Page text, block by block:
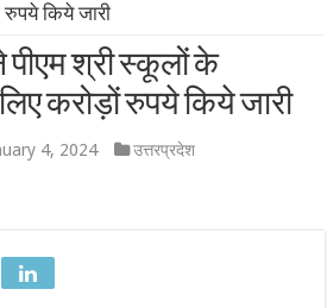
समय से पहले भुनाने (Premature
– कसाब केस से लेकर कोर्टरूम ड्रामे तक,
निवेश सुरक्षा और नीतिगत स्वायत्तता के
LAC पर शांति और कूटनीतिक संवाद का
दौरे पर भारत को बड़ा झटका! अभ्यास मैच से
किये जारी
पीएम श्री स्कूलों के
करोड़ों रुपये किये जारी
4, 2024 उत्तरप्रदेश